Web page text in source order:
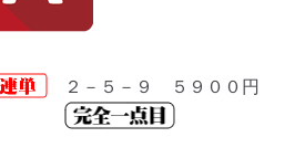
２－５－９ ５９００円